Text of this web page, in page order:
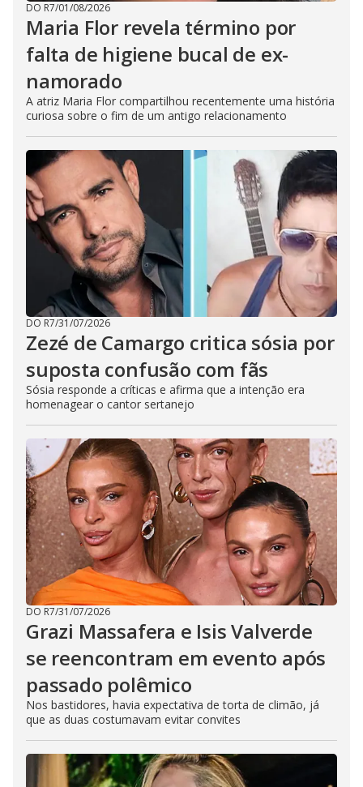
DO R7/01/08/2026
Maria Flor revela término por
falta de higiene bucal de ex-
namorado
A atriz Maria Flor compartilhou recentemente uma história
curiosa sobre o fim de um antigo relacionamento
DO R7/31/07/2026
Zezé de Camargo critica sósia por
suposta confusão com fãs
Sósia responde a críticas e afirma que a intenção era
homenagear o cantor sertanejo
DO R7/31/07/2026
Grazi Massafera e Isis Valverde
se reencontram em evento após
passado polêmico
Nos bastidores, havia expectativa de torta de climão, já
que as duas costumavam evitar convites